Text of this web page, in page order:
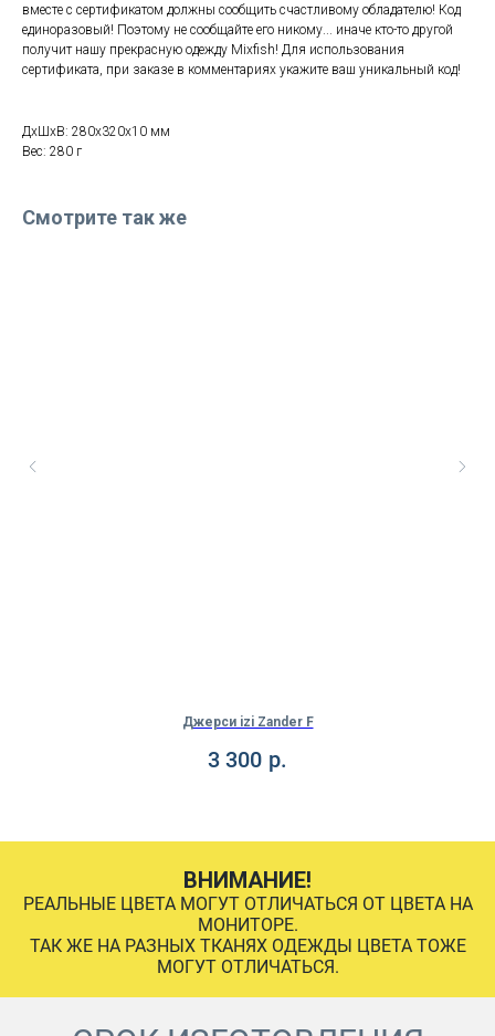
вместе с сертификатом должны сообщить счастливому обладателю! Код
единоразовый! Поэтому не сообщайте его никому... иначе кто-то другой
получит нашу прекрасную одежду Mixfish! Для использования
сертификата, при заказе в комментариях укажите ваш уникальный код!
ДxШxВ: 280x320x10 мм
Вес: 280 г
Смотрите так же
Джерси izi Zander F
3 300 р.
ВНИМАНИЕ!
РЕАЛЬНЫЕ ЦВЕТА МОГУТ ОТЛИЧАТЬСЯ ОТ ЦВЕТА НА
МОНИТОРЕ.
ТАК ЖЕ НА РАЗНЫХ ТКАНЯХ ОДЕЖДЫ ЦВЕТА ТОЖЕ
МОГУТ ОТЛИЧАТЬСЯ.